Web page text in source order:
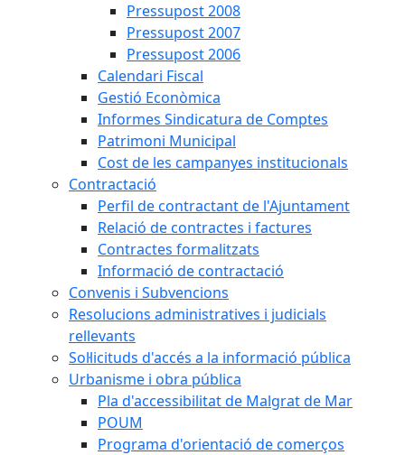
Pressupost 2008
Pressupost 2007
Pressupost 2006
Calendari Fiscal
Gestió Econòmica
Informes Sindicatura de Comptes
Patrimoni Municipal
Cost de les campanyes institucionals
Contractació
Perfil de contractant de l'Ajuntament
Relació de contractes i factures
Contractes formalitzats
Informació de contractació
Convenis i Subvencions
Resolucions administratives i judicials
rellevants
Sol·licituds d'accés a la informació pública
Urbanisme i obra pública
Pla d'accessibilitat de Malgrat de Mar
POUM
Programa d'orientació de comerços